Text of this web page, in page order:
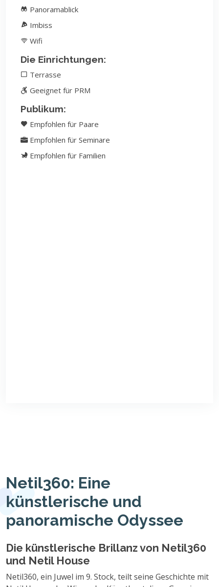
Panoramablick
Imbiss
Wifi
Die Einrichtungen:
Terrasse
Geeignet für PRM
Publikum:
Empfohlen für Paare
Empfohlen für Seminare
Empfohlen für Familien
Netil360: Eine
künstlerische und
panoramische Odyssee
Die künstlerische Brillanz von Netil360
und Netil House
Netil360, ein Juwel im 9. Stock, teilt seine Geschichte mit